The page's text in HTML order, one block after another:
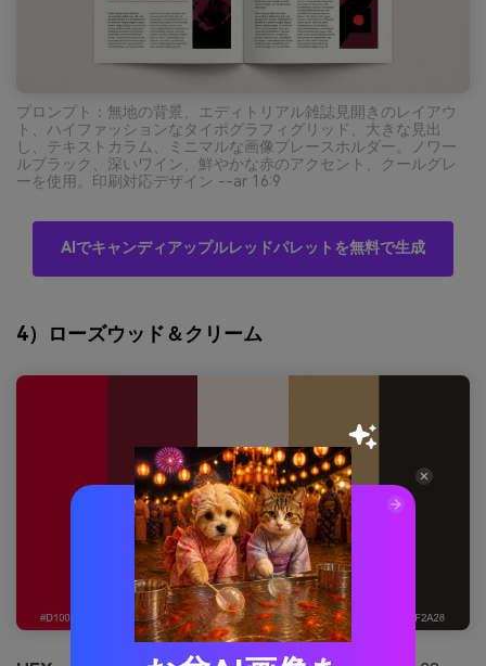
プロンプト：無地の背景、エディトリアル雑誌見開きのレイアウ
ト、ハイファッションなタイポグラフィグリッド、大きな見出
し、テキストカラム、ミニマルな画像プレースホルダー。ノワー
ルブラック、深いワイン、鮮やかな赤のアクセント、クールグレ
ーを使用。印刷対応デザイン --ar 16:9
AIでキャンディアップルレッドパレットを無料で生成
4）ローズウッド＆クリーム